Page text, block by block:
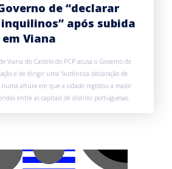
de “declarar
após subida
Viana
Viana do Castelo do PCP acusa o Governo de
e de dirigir uma “autêntica declaração de
altura em que a cidade registou a maior
entre as capitais de distrito portuguesas.